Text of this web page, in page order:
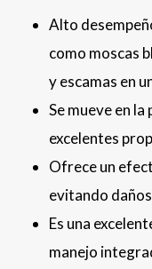
Alto
como moscas
y escamas en
Se mueve en
excelentes
Ofrece un
evitando
Es una
manejo